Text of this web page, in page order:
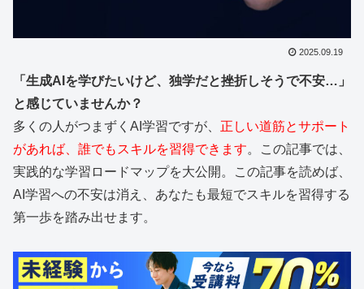
2025.09.19
「生成AIを学びたいけど、独学だと挫折しそうで不安…」
と感じていませんか？
多くの人がつまずくAI学習ですが、 正しい道筋とサポート
があれば、誰でもスキルを習得できます。この記事では、
実践的な学習ロードマップを大公開。この記事を読めば、
AI学習への不安は消え、あなたも最短でスキルを習得する
第一歩を踏み出せます。